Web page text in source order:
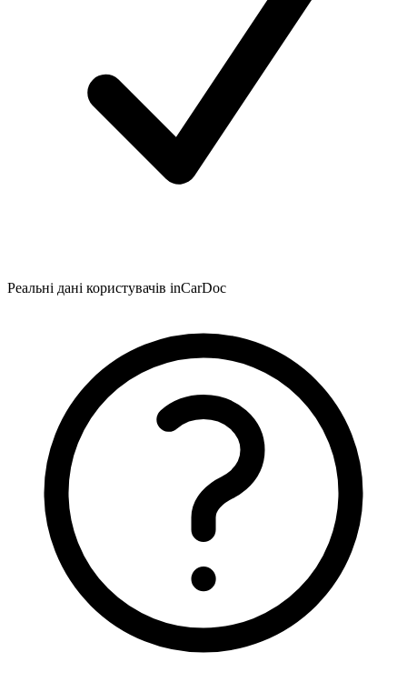
Реальні дані користувачів inCarDoc